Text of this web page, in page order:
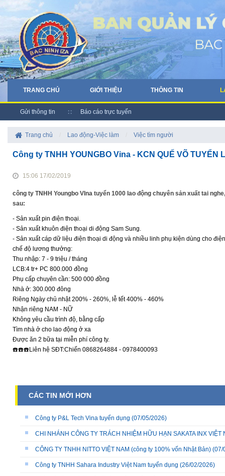
TRANG CHỦ GIỚI THIỆU THÔNG TIN
Gửi thông tin Báo cáo trực tuyến
Trang chủ Lao động-Việc làm Việc tìm người
Công ty TNHH YOUNGBO Vina - KCN QUẾ VÕ TUYỂN
15:06 17/02/2019
công ty TNHH Youngbo VIna tuyển 1000 lao động chuyên sản xuất tai
sau:
- Sản xuất pin điện thoại.
- Sản xuất khuôn điện thoại di động Sam Sung.
- Sản xuất cáp dữ liệu điện thoại di động và nhiều linh phụ kiện dùng cho
chế độ lương thưởng:
Thu nhập: 7 - 9 triệu / tháng
LCB:4 tr+ PC 800.000 đồng
Phụ cấp chuyên cần: 500 000 đồng
Nhà ở: 300.000 đông
Riêng Ngày chủ nhật 200% - 260%, lễ tết 400% - 460%
Nhận riêng NAM - NỮ
Không yêu cầu trình độ, bằng cấp
Tìm nhà ở cho lao động ở xa
Được ăn 2 bữa tại miễn phí công ty.
☎️☎️☎️Liên hệ SĐT:Chiến 0868264884 - 0978400093
CÁC TIN MỚI HƠN
Công ty P&L Tech Vina tuyển dụng (07/05/2026)
CHI NHÁNH CÔNG TY TRÁCH NHIỆM HỮU HẠN SAKATA INX
CÔNG TY TNHH NITTO VIỆT NAM (công ty 100% vốn Nhật Bản) (07/
Công ty TNHH Sahara Industry Việt Nam tuyển dụng (26/02/2026)